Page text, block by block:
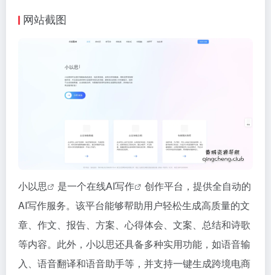
网站截图
小以思 是一个在线AI写作
创作平台，提供全自动的
AI写作服务。该平台能够帮助用户轻松生成高质量的文
章、作文、报告、方案、心得体会、文案、总结和诗歌
等内容。此外，小以思还具备多种实用功能，如语音输
入、语音翻译和语音助手等，并支持一键生成跨境电商